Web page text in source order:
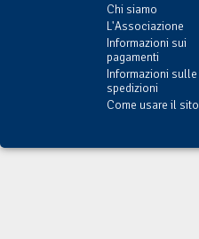
Chi siamo
L'Associazione
Informazioni sui
pagamenti
Informazioni sulle
spedizioni
Come usare il sito